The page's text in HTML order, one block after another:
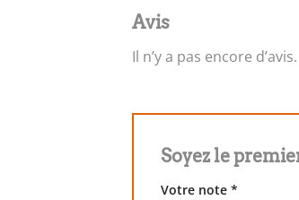
Avis
Il n’y a pas encore d’avis.
Soyez le
Votre note *